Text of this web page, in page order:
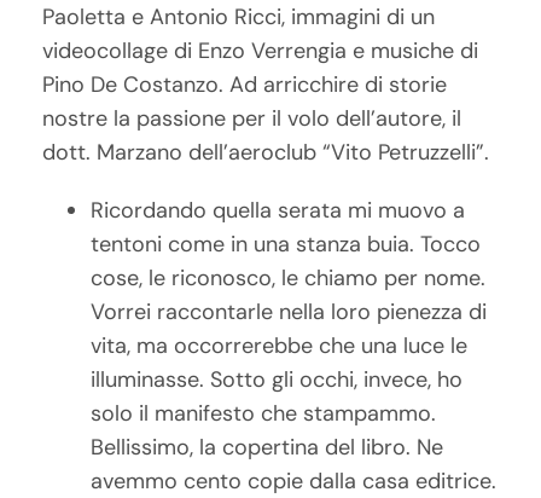
Paoletta e Antonio Ricci, immagini di un
videocollage di Enzo Verrengia e musiche di
Pino De Costanzo. Ad arricchire di storie
nostre la passione per il volo dell’autore, il
dott. Marzano dell’aeroclub “Vito Petruzzelli”.
Ricordando quella serata mi muovo a
tentoni come in una stanza buia. Tocco
cose, le riconosco, le chiamo per nome.
Vorrei raccontarle nella loro pienezza di
vita, ma occorrerebbe che una luce le
illuminasse. Sotto gli occhi, invece, ho
solo il manifesto che stampammo.
Bellissimo, la copertina del libro. Ne
avemmo cento copie dalla casa editrice.